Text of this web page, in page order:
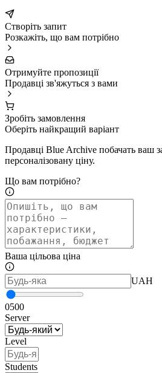
Створіть запит
Розкажіть, що вам потрібно
Отримуйте пропозиції
Продавці зв'яжуться з вами
Зробіть замовлення
Оберіть найкращий варіант
Продавці Blue Archive побачать ваш
персоналізовану ціну.
Що вам потрібно?
Ваша цільова ціна
UAH
0500
Server
Level
Students